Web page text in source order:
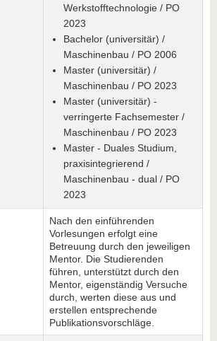
Werkstofftechnologie / PO
2023
Bachelor (universitär) /
Maschinenbau / PO 2006
Master (universitär) /
Maschinenbau / PO 2023
Master (universitär) -
verringerte Fachsemester /
Maschinenbau / PO 2023
Master - Duales Studium,
praxisintegrierend /
Maschinenbau - dual / PO
2023
Nach den einführenden
Vorlesungen erfolgt eine
Betreuung durch den jeweiligen
Mentor. Die Studierenden
führen, unterstützt durch den
Mentor, eigenständig Versuche
durch, werten diese aus und
erstellen entsprechende
Publikationsvorschläge.